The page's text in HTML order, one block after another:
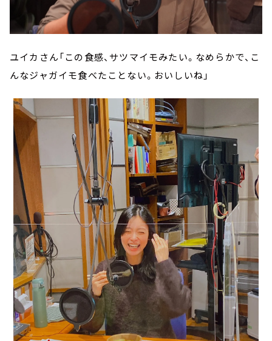
ユイカさん「この食感、サツマイモみたい。なめらかで、こ
んなジャガイモ食べたことない。おいしいね」